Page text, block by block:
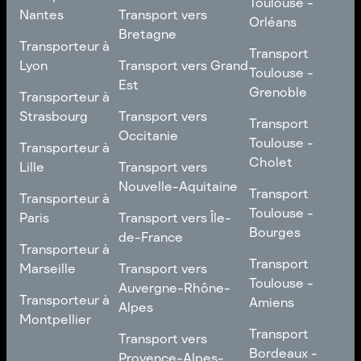
Toulouse
Nantes
Transporteur à
Nantes
Transporteur à
Lyon
Transporteur à
Lyon
Transporteur à
Strasbourg
Transporteur à
Strasbourg
Transporteur à
Lille
Transporteur à
Lille
Transporteur à
Paris
Transporteur à
Paris
Transporteur à
Marseille
Transporteur à
Marseille
Transporteur à
Montpellier
Transport vers
Normandie
Transport vers
Bretagne
Transport vers
Bretagne
Transport vers Grand
Est
Transport vers Grand
Est
Transport vers
Occitanie
Transport vers
Occitanie
Transport vers
Nouvelle-Aquitaine
Transport vers
Nouvelle-Aquitaine
Transport vers Île-
de-France
Transport vers Île-
de-France
Transport vers
Auvergne-Rhône-
Alpes
Transport vers
Auvergne-Rhône-
Transport vers
Poitiers
Orléans
Transport
Toulouse -
Orléans
Transport
Toulouse -
Grenoble
Transport
Toulouse -
Grenoble
Transport
Toulouse -
Cholet
Transport
Toulouse -
Cholet
Transport
Toulouse -
Bourges
Transport
Toulouse -
Bourges
Transport
Toulouse -
Amiens
Transport
Toulouse -
Transport
Bordeaux -